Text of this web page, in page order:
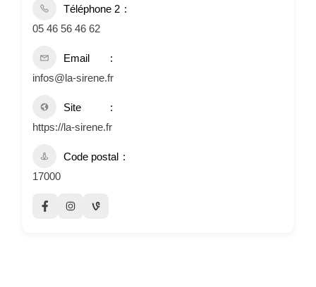
Téléphone 2
05 46 56 46 62
Email
infos@la-sirene.fr
Site
https://la-sirene.fr
Code postal
17000